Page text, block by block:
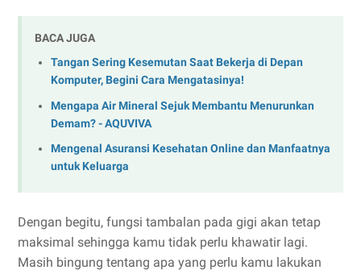
BACA JUGA
Tangan Sering Kesemutan Saat Bekerja di Depan
Komputer, Begini Cara Mengatasinya!
Mengapa Air Mineral Sejuk Membantu Menurunkan
Demam? - AQUVIVA
Mengenal Asuransi Kesehatan Online dan Manfaatnya
untuk Keluarga
Dengan begitu, fungsi tambalan pada gigi akan tetap
maksimal sehingga kamu tidak perlu khawatir lagi.
Masih bingung tentang apa yang perlu kamu lakukan